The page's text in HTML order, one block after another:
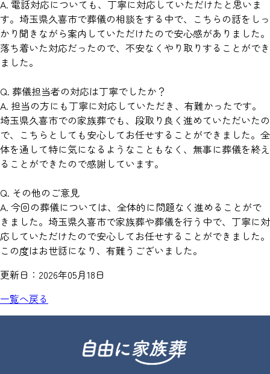
A. 電話対応についても、丁寧に対応していただけたと思いま
す。埼玉県久喜市で葬儀の相談をする中で、こちらの話をしっ
かり聞きながら案内していただけたので安心感がありました。
落ち着いた対応だったので、不安なくやり取りすることができ
ました。
Q. 葬儀担当者の対応は丁寧でしたか？
A. 担当の方にも丁寧に対応していただき、有難かったです。
埼玉県久喜市での家族葬でも、段取り良く進めていただいたの
で、こちらとしても安心してお任せすることができました。全
体を通して特に気になるようなこともなく、無事に葬儀を終え
ることができたので感謝しています。
Q. その他のご意見
A. 今回の葬儀については、全体的に問題なく進めることがで
きました。埼玉県久喜市で家族葬や葬儀を行う中で、丁寧に対
応していただけたので安心してお任せすることができました。
この度はお世話になり、有難うございました。
更新日： 2026年05月18日
一覧へ戻る